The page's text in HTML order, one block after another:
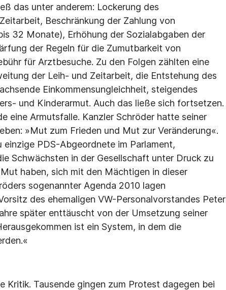
das unter anderem: Lockerung des
Beschränkung der Zahlung von
32 Monate), Erhöhung der Sozialabgaben der
der Regeln für die Zumutbarkeit von
für Arztbesuche. Zu den Folgen zählten eine
der Leih- und Zeitarbeit, die Entste­hung des
Einkommensungleichheit, steigendes
und Kinderarmut. Auch das lie­ße sich fortsetzen.
eine Armutsfalle. Kanzler Schröder hatte seiner
»Mut zum Frieden und Mut zur Veränderung«.
PDS-Abge­ordnete im Parlament,
Schwächsten in der Gesellschaft unter Druck zu
haben, sich mit den Mächtigen in dieser
sogenann­ter Agenda 2010 lagen
des ehemaligen VW-Personalvorstandes Peter
später ent­täuscht von der Umsetzung seiner
ist ein System, in dem die
Tausende gingen zum Protest dagegen bei